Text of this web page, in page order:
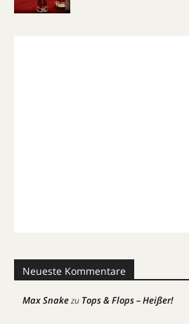
Neueste Kommentare
Max Snakezu Tops & Flops – Heißer!